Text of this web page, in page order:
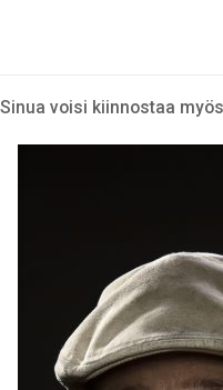
Sinua voisi kiinnostaa